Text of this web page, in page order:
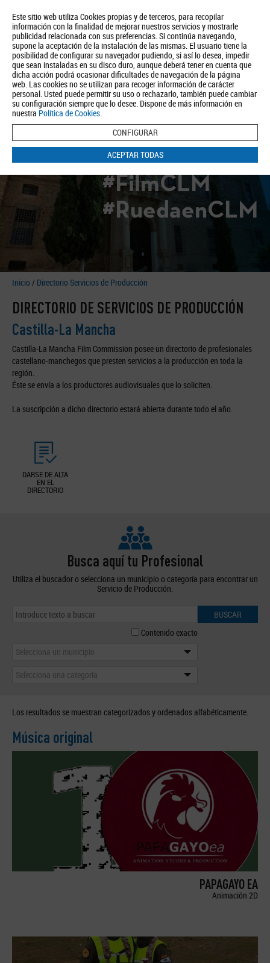
Este sitio web utiliza Cookies propias y de terceros, para recopilar
información con la finalidad de mejorar nuestros servicios y mostrarle
publicidad relacionada con sus preferencias. Si continúa navegando,
supone la aceptación de la instalación de las mismas. El usuario tiene la
posibilidad de configurar su navegador pudiendo, si así lo desea, impedir
que sean instaladas en su disco duro, aunque deberá tener en cuenta que
dicha acción podrá ocasionar dificultades de navegación de la página
web. Las cookies no se utilizan para recoger información de carácter
personal. Usted puede permitir su uso o rechazarlo, también puede cambiar
su configuración siempre que lo desee. Dispone de más información en
nuestra Política de Cookies.
CONFIGURAR
ACEPTAR TODAS
Quiénes somos Turismo Política de Privacidad Aviso Legal
Política de Cookies
BUSCAR
#FilmCLM
#RuedaenCLM
Inicio / Directorio Servicios de Producción
DIRECTORIO DE SERVICIOS DE PRODUCCIÓN
Castilla-La Mancha
Castilla-La Mancha Film Commission posee un directorio de profesionales
castellano-manchegos que presten servicios a la producción en toda la
región.
Éste se envía a los productores audiovisuales que lo soliciten.
La suscripción a dicho directorio estará abierta durante todo el año.
DARSE DE ALTA
EN EL
DIRECTORIO
Busca aquí tu Profesional
Utiliza el buscador o selecciona un municipio o categoría para encontrar un
Servicio de Producción.
BUSCAR
Contenido exacto
Selecciona un municipio
Selecciona una categoría
Los resultados se muestran categorizados y ordenados alfabéticamente.
Música original
PAPAGAYO EA
Animación 2D